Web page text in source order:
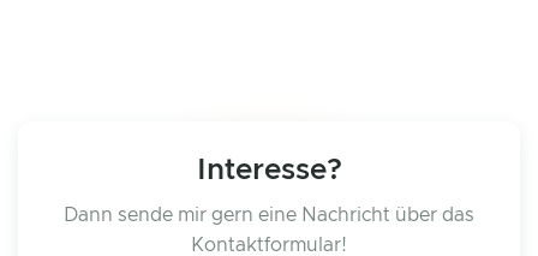
Interesse?
Dann sende mir gern eine Nachricht über das
Kontaktformular!